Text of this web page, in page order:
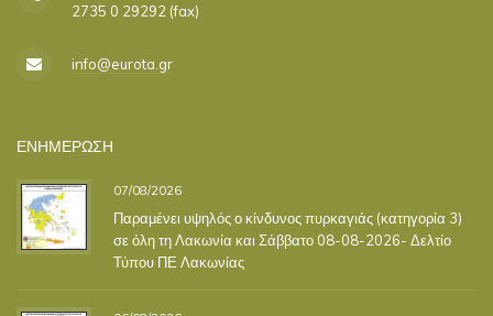
2735 0 29292 (fax)
info@eurota.gr
ΕΝΗΜΕΡΩΣΗ
07/08/2026
Παραμένει υψηλός ο κίνδυνος πυρκαγιάς (κατηγορία 3)
σε όλη τη Λακωνία και Σάββατο 08-08-2026- Δελτίο
Τύπου ΠΕ Λακωνίας